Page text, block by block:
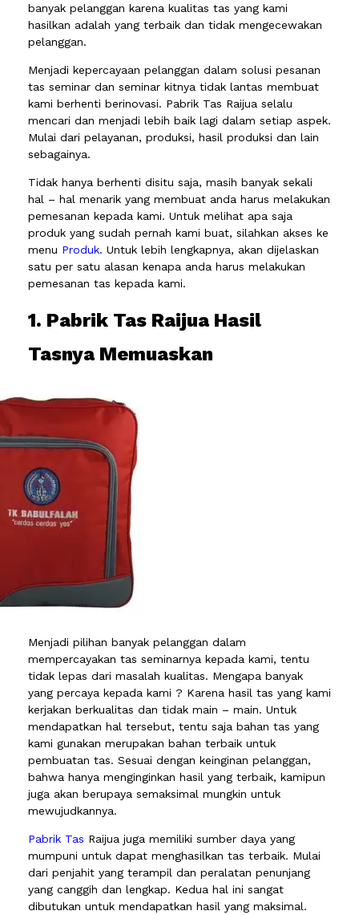
banyak pelanggan karena kualitas tas yang kami
hasilkan adalah yang terbaik dan tidak mengecewakan
pelanggan.
Menjadi kepercayaan pelanggan dalam solusi pesanan
tas seminar dan seminar kitnya tidak lantas membuat
kami berhenti berinovasi. Pabrik Tas Raijua selalu
mencari dan menjadi lebih baik lagi dalam setiap aspek.
Mulai dari pelayanan, produksi, hasil produksi dan lain
sebagainya.
Tidak hanya berhenti disitu saja, masih banyak sekali
hal – hal menarik yang membuat anda harus melakukan
pemesanan kepada kami. Untuk melihat apa saja
produk yang sudah pernah kami buat, silahkan akses ke
menu Produk. Untuk lebih lengkapnya, akan dijelaskan
satu per satu alasan kenapa anda harus melakukan
pemesanan tas kepada kami.
1. Pabrik Tas Raijua Hasil
Tasnya Memuaskan
Menjadi pilihan banyak pelanggan dalam
mempercayakan tas seminarnya kepada kami, tentu
tidak lepas dari masalah kualitas. Mengapa banyak
yang percaya kepada kami ? Karena hasil tas yang kami
kerjakan berkualitas dan tidak main – main. Untuk
mendapatkan hal tersebut, tentu saja bahan tas yang
kami gunakan merupakan bahan terbaik untuk
pembuatan tas. Sesuai dengan keinginan pelanggan,
bahwa hanya menginginkan hasil yang terbaik, kamipun
juga akan berupaya semaksimal mungkin untuk
mewujudkannya.
Pabrik Tas Raijua juga memiliki sumber daya yang
mumpuni untuk dapat menghasilkan tas terbaik. Mulai
dari penjahit yang terampil dan peralatan penunjang
yang canggih dan lengkap. Kedua hal ini sangat
dibutukan untuk mendapatkan hasil yang maksimal.